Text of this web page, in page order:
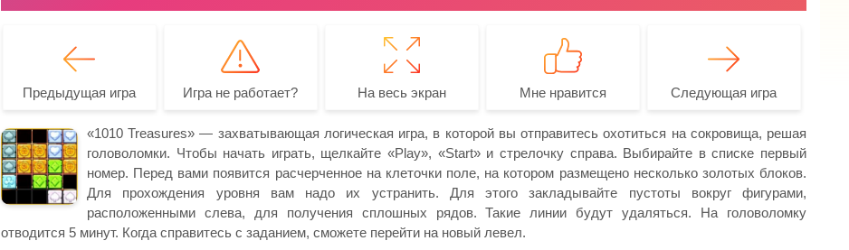
Предыдущая игра Игра не работает? На весь экран Мне нравится Следующая игра
«1010 Treasures» — захватывающая логическая игра, в которой вы отправитесь охотиться на сокровища, решая
головоломки. Чтобы начать играть, щелкайте «Play», «Start» и стрелочку справа. Выбирайте в списке первый
номер. Перед вами появится расчерченное на клеточки поле, на котором размещено несколько золотых блоков.
Для прохождения уровня вам надо их устранить. Для этого закладывайте пустоты вокруг фигурами,
расположенными слева, для получения сплошных рядов. Такие линии будут удаляться. На головоломку
отводится 5 минут. Когда справитесь с заданием, сможете перейти на новый левел.